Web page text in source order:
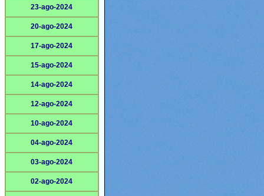
23-ago-2024
20-ago-2024
17-ago-2024
15-ago-2024
14-ago-2024
12-ago-2024
10-ago-2024
04-ago-2024
03-ago-2024
02-ago-2024